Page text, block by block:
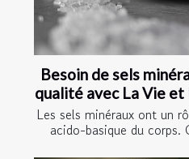
Besoin de sels
qualité avec La Vie
Les sels minéraux ont un
acido-basique du corps.